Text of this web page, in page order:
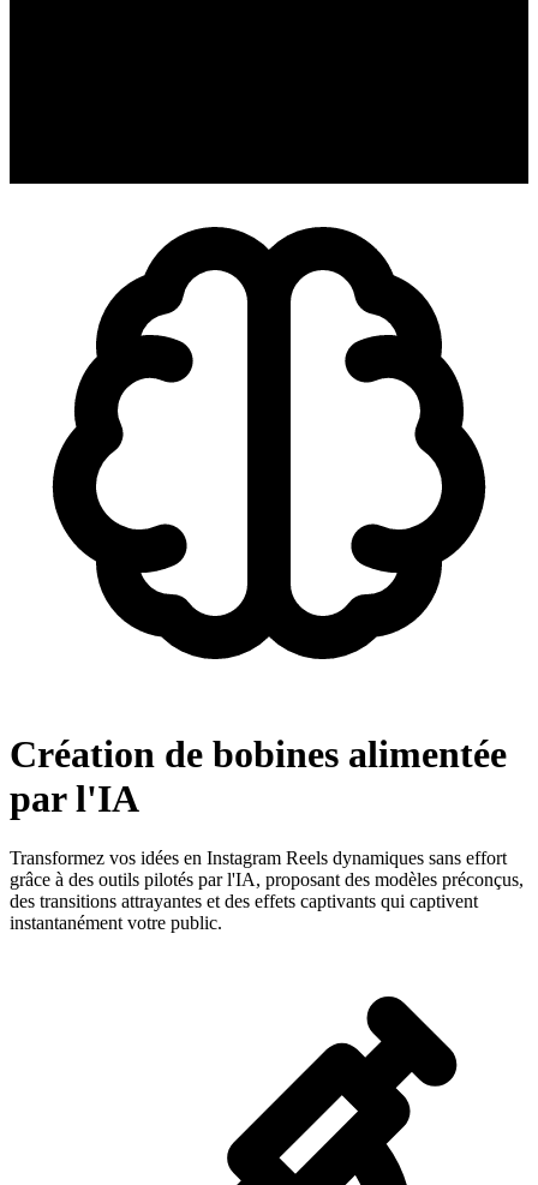
Création de bobines alimentée
par l'IA
Transformez vos idées en Instagram Reels dynamiques sans effort
grâce à des outils pilotés par l'IA, proposant des modèles préconçus,
des transitions attrayantes et des effets captivants qui captivent
instantanément votre public.